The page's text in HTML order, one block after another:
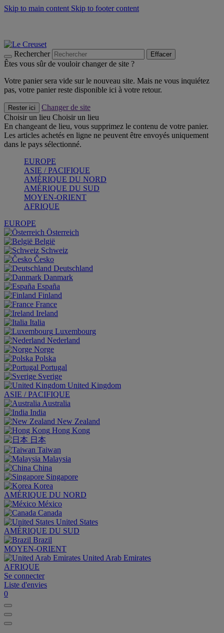
Skip to main content Skip to footer content
Rechercher Effacer
Êtes vous sûr de vouloir changer de site ?
Votre panier sera vide sur le nouveau site. Mais ne vous inquiétez
pas, votre panier reste disponible ici à votre retour.
Rester ici
Changer de site
Choisir un lieu Choisir un lieu
En changeant de lieu, vous supprimez le contenu de votre panier.
Les articles achetés en ligne ne peuvent être envoyés uniquement
dans le pays sélectionné.
EUROPE
ASIE / PACIFIQUE
AMÉRIQUE DU NORD
AMÉRIQUE DU SUD
MOYEN-ORIENT
AFRIQUE
EUROPE
Österreich
België
Schweiz
Česko
Deutschland
Danmark
España
Finland
France
Ireland
Italia
Luxembourg
Nederland
Norge
Polska
Portugal
Sverige
United Kingdom
ASIE / PACIFIQUE
Australia
India
New Zealand
Hong Kong
日本
Taiwan
Malaysia
China
Singapore
Korea
AMÉRIQUE DU NORD
México
Canada
United States
AMÉRIQUE DU SUD
Brazil
MOYEN-ORIENT
United Arab Emirates
AFRIQUE
Se connecter
Liste d'envies
0